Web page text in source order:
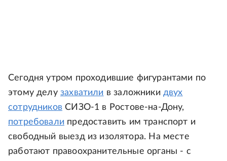
Сегодня утром проходившие фигурантами по
этому делу захватили в заложники двух
сотрудниковСИЗО-1 в Ростове-на-Дону,
потребовали предоставить им транспорт и
свободный выезд из изолятора. На месте
работают правоохранительные органы - с